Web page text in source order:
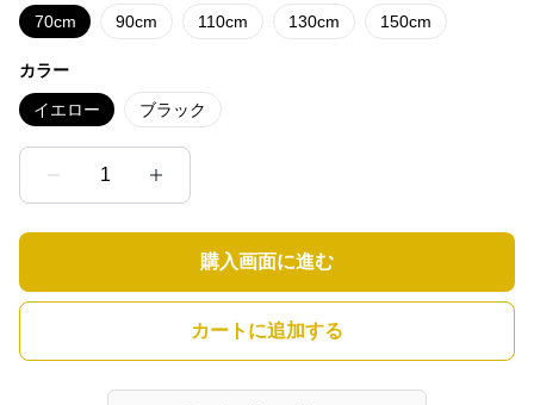
70cm 90cm 110cm 130cm 150cm
カラー
イエロー ブラック
1
購入画面に進む
カートに追加する